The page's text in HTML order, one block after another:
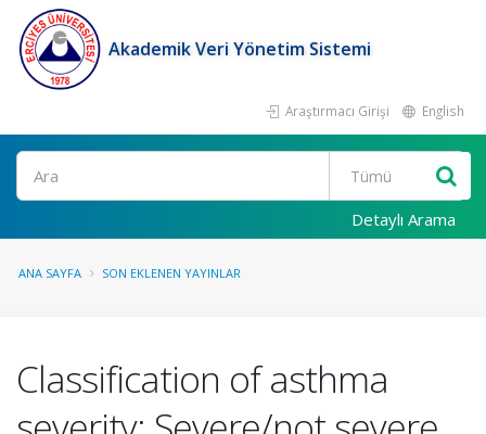
Akademik Veri Yönetim Sistemi
Araştırmacı Girişi English
Ara
Detaylı Arama
ANA SAYFA SON EKLENEN YAYINLAR
Classification of asthma